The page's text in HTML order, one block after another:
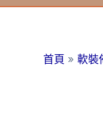
首頁 軟裝